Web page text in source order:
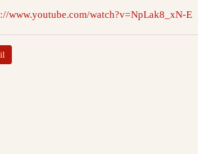
www.youtube.com/watch?v=NpLak8_xN-E